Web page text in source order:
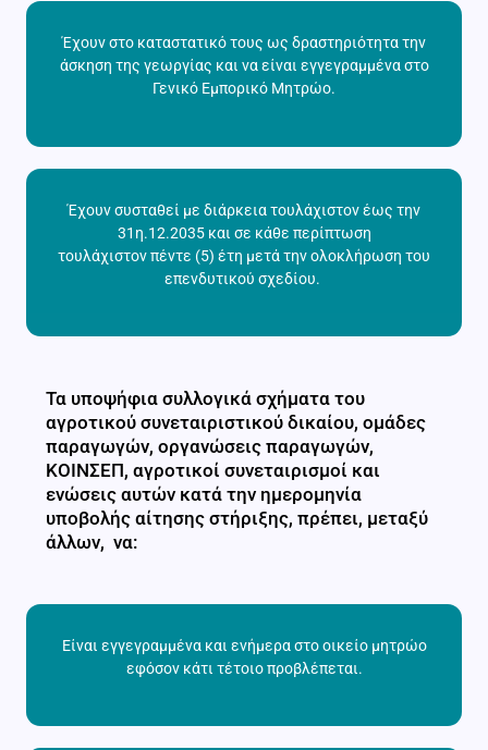
Έχουν στο καταστατικό τους ως δραστηριότητα την
άσκηση της γεωργίας και να είναι εγγεγραμμένα στο
Γενικό Εμπορικό Μητρώο.
Έχουν συσταθεί με διάρκεια τουλάχιστον έως την
31η.12.2035 και σε κάθε περίπτωση
τουλάχιστον πέντε (5) έτη μετά την ολοκλήρωση του
επενδυτικού σχεδίου.
Τα υποψήφια συλλογικά σχήματα του
αγροτικού συνεταιριστικού δικαίου, ομάδες
παραγωγών, οργανώσεις παραγωγών,
ΚΟΙΝΣΕΠ, αγροτικοί συνεταιρισμοί και
ενώσεις αυτών κατά την ημερομηνία
υποβολής αίτησης στήριξης, πρέπει, μεταξύ
άλλων, να:
Είναι εγγεγραμμένα και ενήμερα στο οικείο μητρώο
εφόσον κάτι τέτοιο προβλέπεται.